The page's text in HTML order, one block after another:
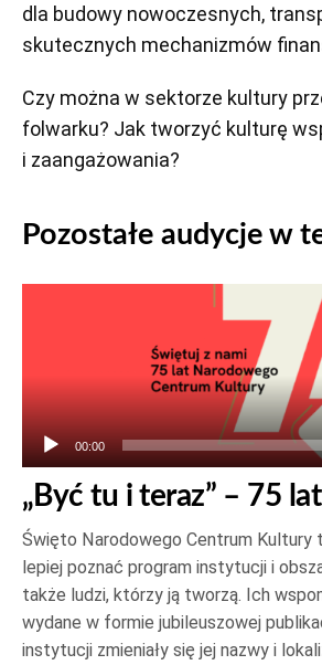
dla budowy nowoczesnych,
skutecznych mechanizmów
Czy można w sektorze kultury
folwarku? Jak tworzyć kulturę
i zaangażowania?
Pozostałe audycje w
00:00
„Być tu i teraz” – 75
Święto Narodowego Centrum Kultury
lepiej poznać program instytucji i
także ludzi, którzy ją tworzą. Ich
wydane w formie jubileuszowej
instytucji zmieniały się jej nazwy i